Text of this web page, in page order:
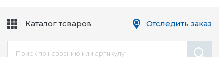
Каталог товаров
Цепи
Отследить заказ